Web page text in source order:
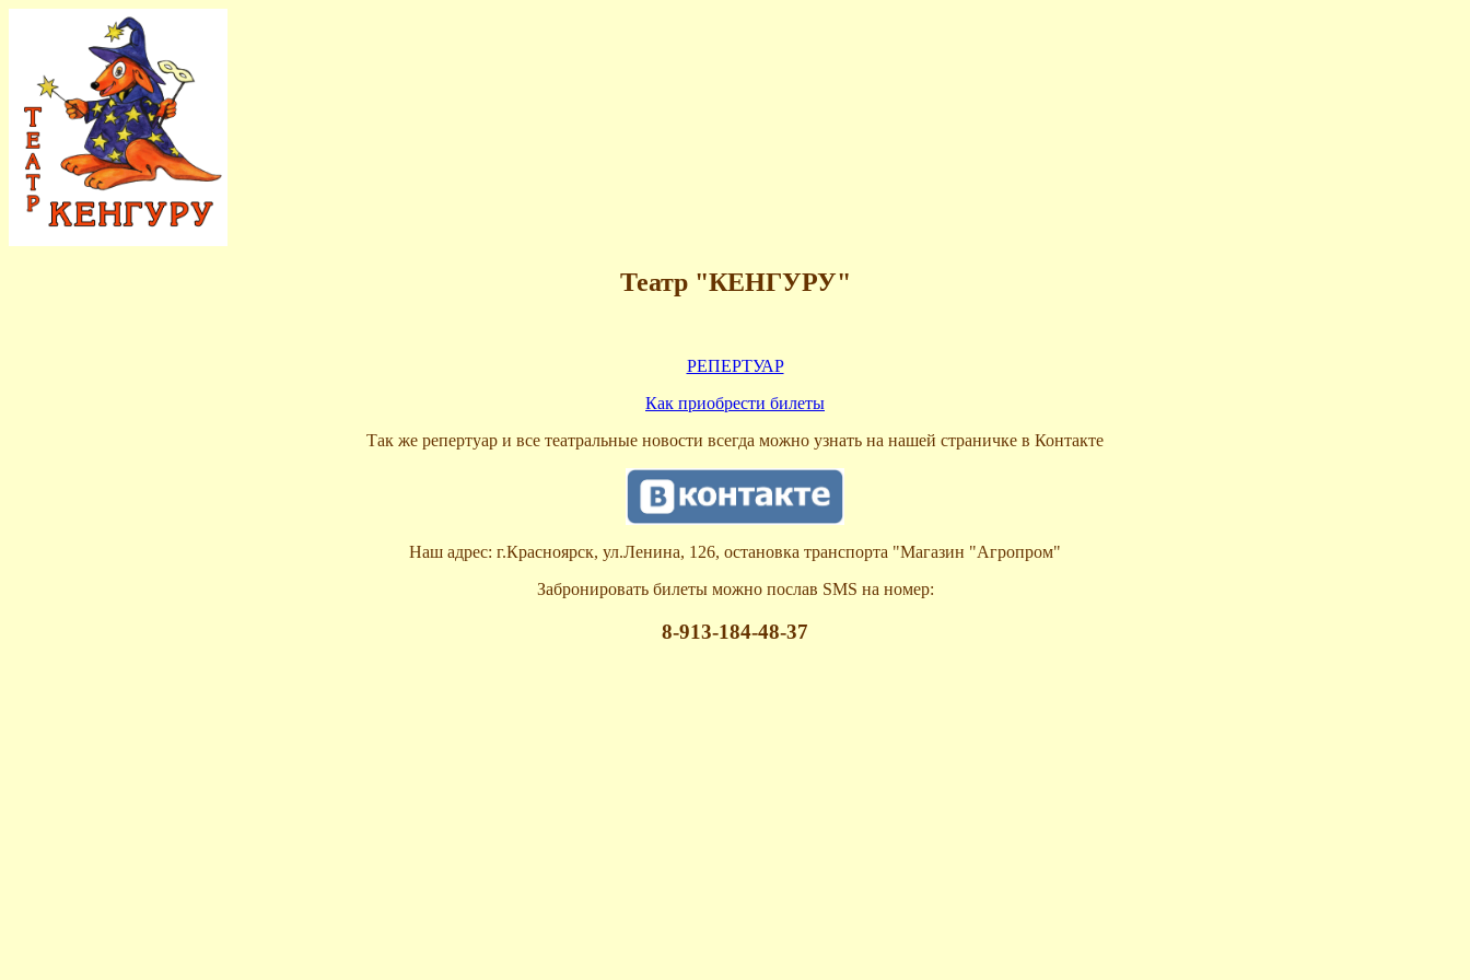
Театр "КЕНГУРУ"
РЕПЕРТУАР
Как приобрести билеты
Так же репертуар и все театральные новости всегда можно узнать на нашей страничке в Контакте
Наш адрес: г.Красноярск, ул.Ленина, 126, остановка транспорта "Магазин "Агропром"
Забронировать билеты можно послав SMS на номер:
8-913-184-48-37